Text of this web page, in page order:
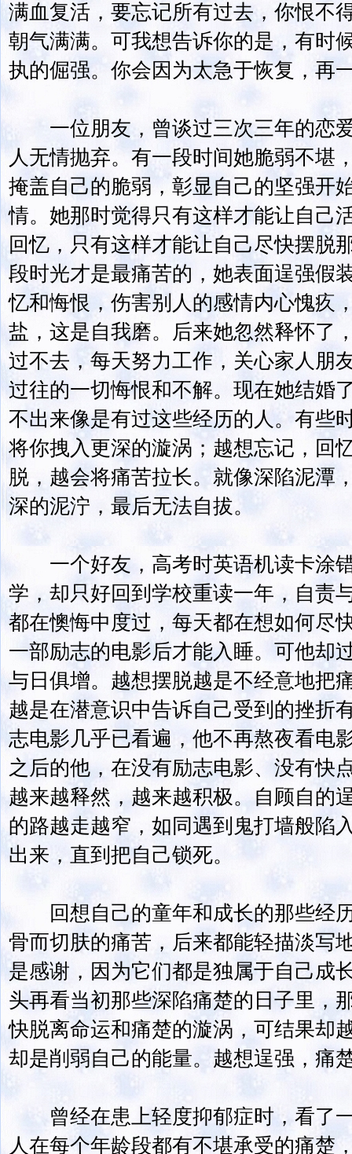
满血复活，要忘记所有过去，你恨不
朝气满满。可我想告诉你的是，有时
执的倔强。你会因为太急于恢复，再
一位朋友，曾谈过三次三年的恋
人无情抛弃。有一段时间她脆弱不堪
掩盖自己的脆弱，彰显自己的坚强开
情。她那时觉得只有这样才能让自己
回忆，只有这样才能让自己尽快摆脱
段时光才是最痛苦的，她表面逞强假
忆和悔恨，伤害别人的感情内心愧疚
盐，这是自我磨。后来她忽然释怀了
过不去，每天努力工作，关心家人朋
过往的一切悔恨和不解。现在她结婚
不出来像是有过这些经历的人。有些
将你拽入更深的漩涡；越想忘记，回
脱，越会将痛苦拉长。就像深陷泥潭
深的泥泞，最后无法自拔。
一个好友，高考时英语机读卡涂
学，却只好回到学校重读一年，自责
都在懊悔中度过，每天都在想如何尽
一部励志的电影后才能入睡。可他却
与日俱增。越想摆脱越是不经意地把
越是在潜意识中告诉自己受到的挫折
志电影几乎已看遍，他不再熬夜看电
之后的他，在没有励志电影、没有快
越来越释然，越来越积极。自顾自的
的路越走越窄，如同遇到鬼打墙般陷
出来，直到把自己锁死。
回想自己的童年和成长的那些经
骨而切肤的痛苦，后来都能轻描淡写
是感谢，因为它们都是独属于自己成
头再看当初那些深陷痛楚的日子里，
快脱离命运和痛楚的漩涡，可结果却
却是削弱自己的能量。越想逞强，痛
曾经在患上轻度抑郁症时，看了
人在每个年龄段都有不堪承受的痛楚